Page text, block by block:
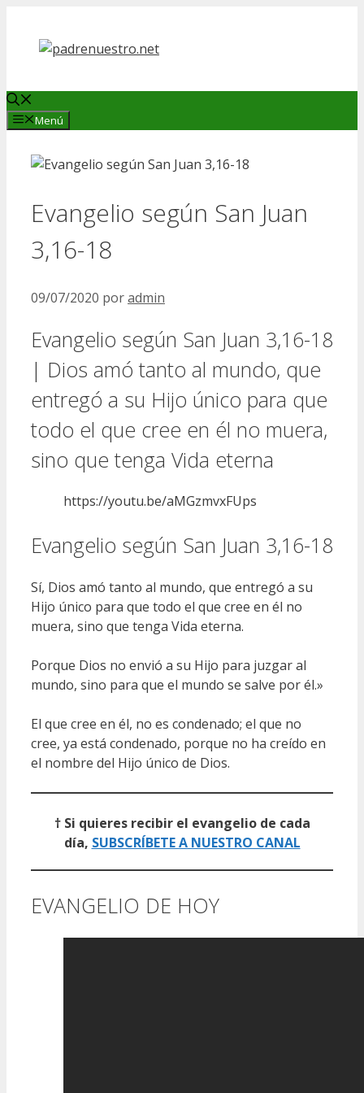
contenido
Menú
Evangelio según San Juan
3,16-18
09/07/2020 poradmin
Evangelio según San Juan 3,16-18
| Dios amó tanto al mundo, que
entregó a su Hijo único para que
todo el que cree en él no muera,
sino que tenga Vida eterna
https://youtu.be/aMGzmvxFUps
Evangelio según San Juan 3,16-18
Sí, Dios amó tanto al mundo, que entregó a su
Hijo único para que todo el que cree en él no
muera, sino que tenga Vida eterna.
Porque Dios no envió a su Hijo para juzgar al
mundo, sino para que el mundo se salve por él.»
El que cree en él, no es condenado; el que no
cree, ya está condenado, porque no ha creído en
el nombre del Hijo único de Dios.
† Si quieres recibir el evangelio de cada
día, SUBSCRÍBETE A NUESTRO CANAL
EVANGELIO DE HOY